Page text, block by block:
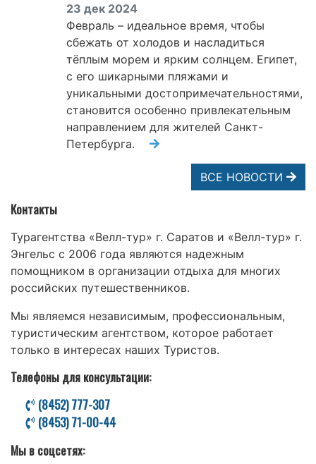
23 дек 2024
Февраль – идеальное время, чтобы
сбежать от холодов и насладиться
тёплым морем и ярким солнцем. Египет,
с его шикарными пляжами и
уникальными достопримечательностями,
становится особенно привлекательным
направлением для жителей Санкт-
Петербурга.
ВСЕ НОВОСТИ
Контакты
Турагентства «Велл-тур» г. Саратов и «Велл-тур» г.
Энгельс с 2006 года являются надежным
помощником в организации отдыха для многих
российских путешественников.
Мы являемся независимым, профессиональным,
туристическим агентством, которое работает
только в интересах наших Туристов.
Телефоны для консультации:
(8452) 777-307
(8453) 71-00-44
Мы в соцсетях: